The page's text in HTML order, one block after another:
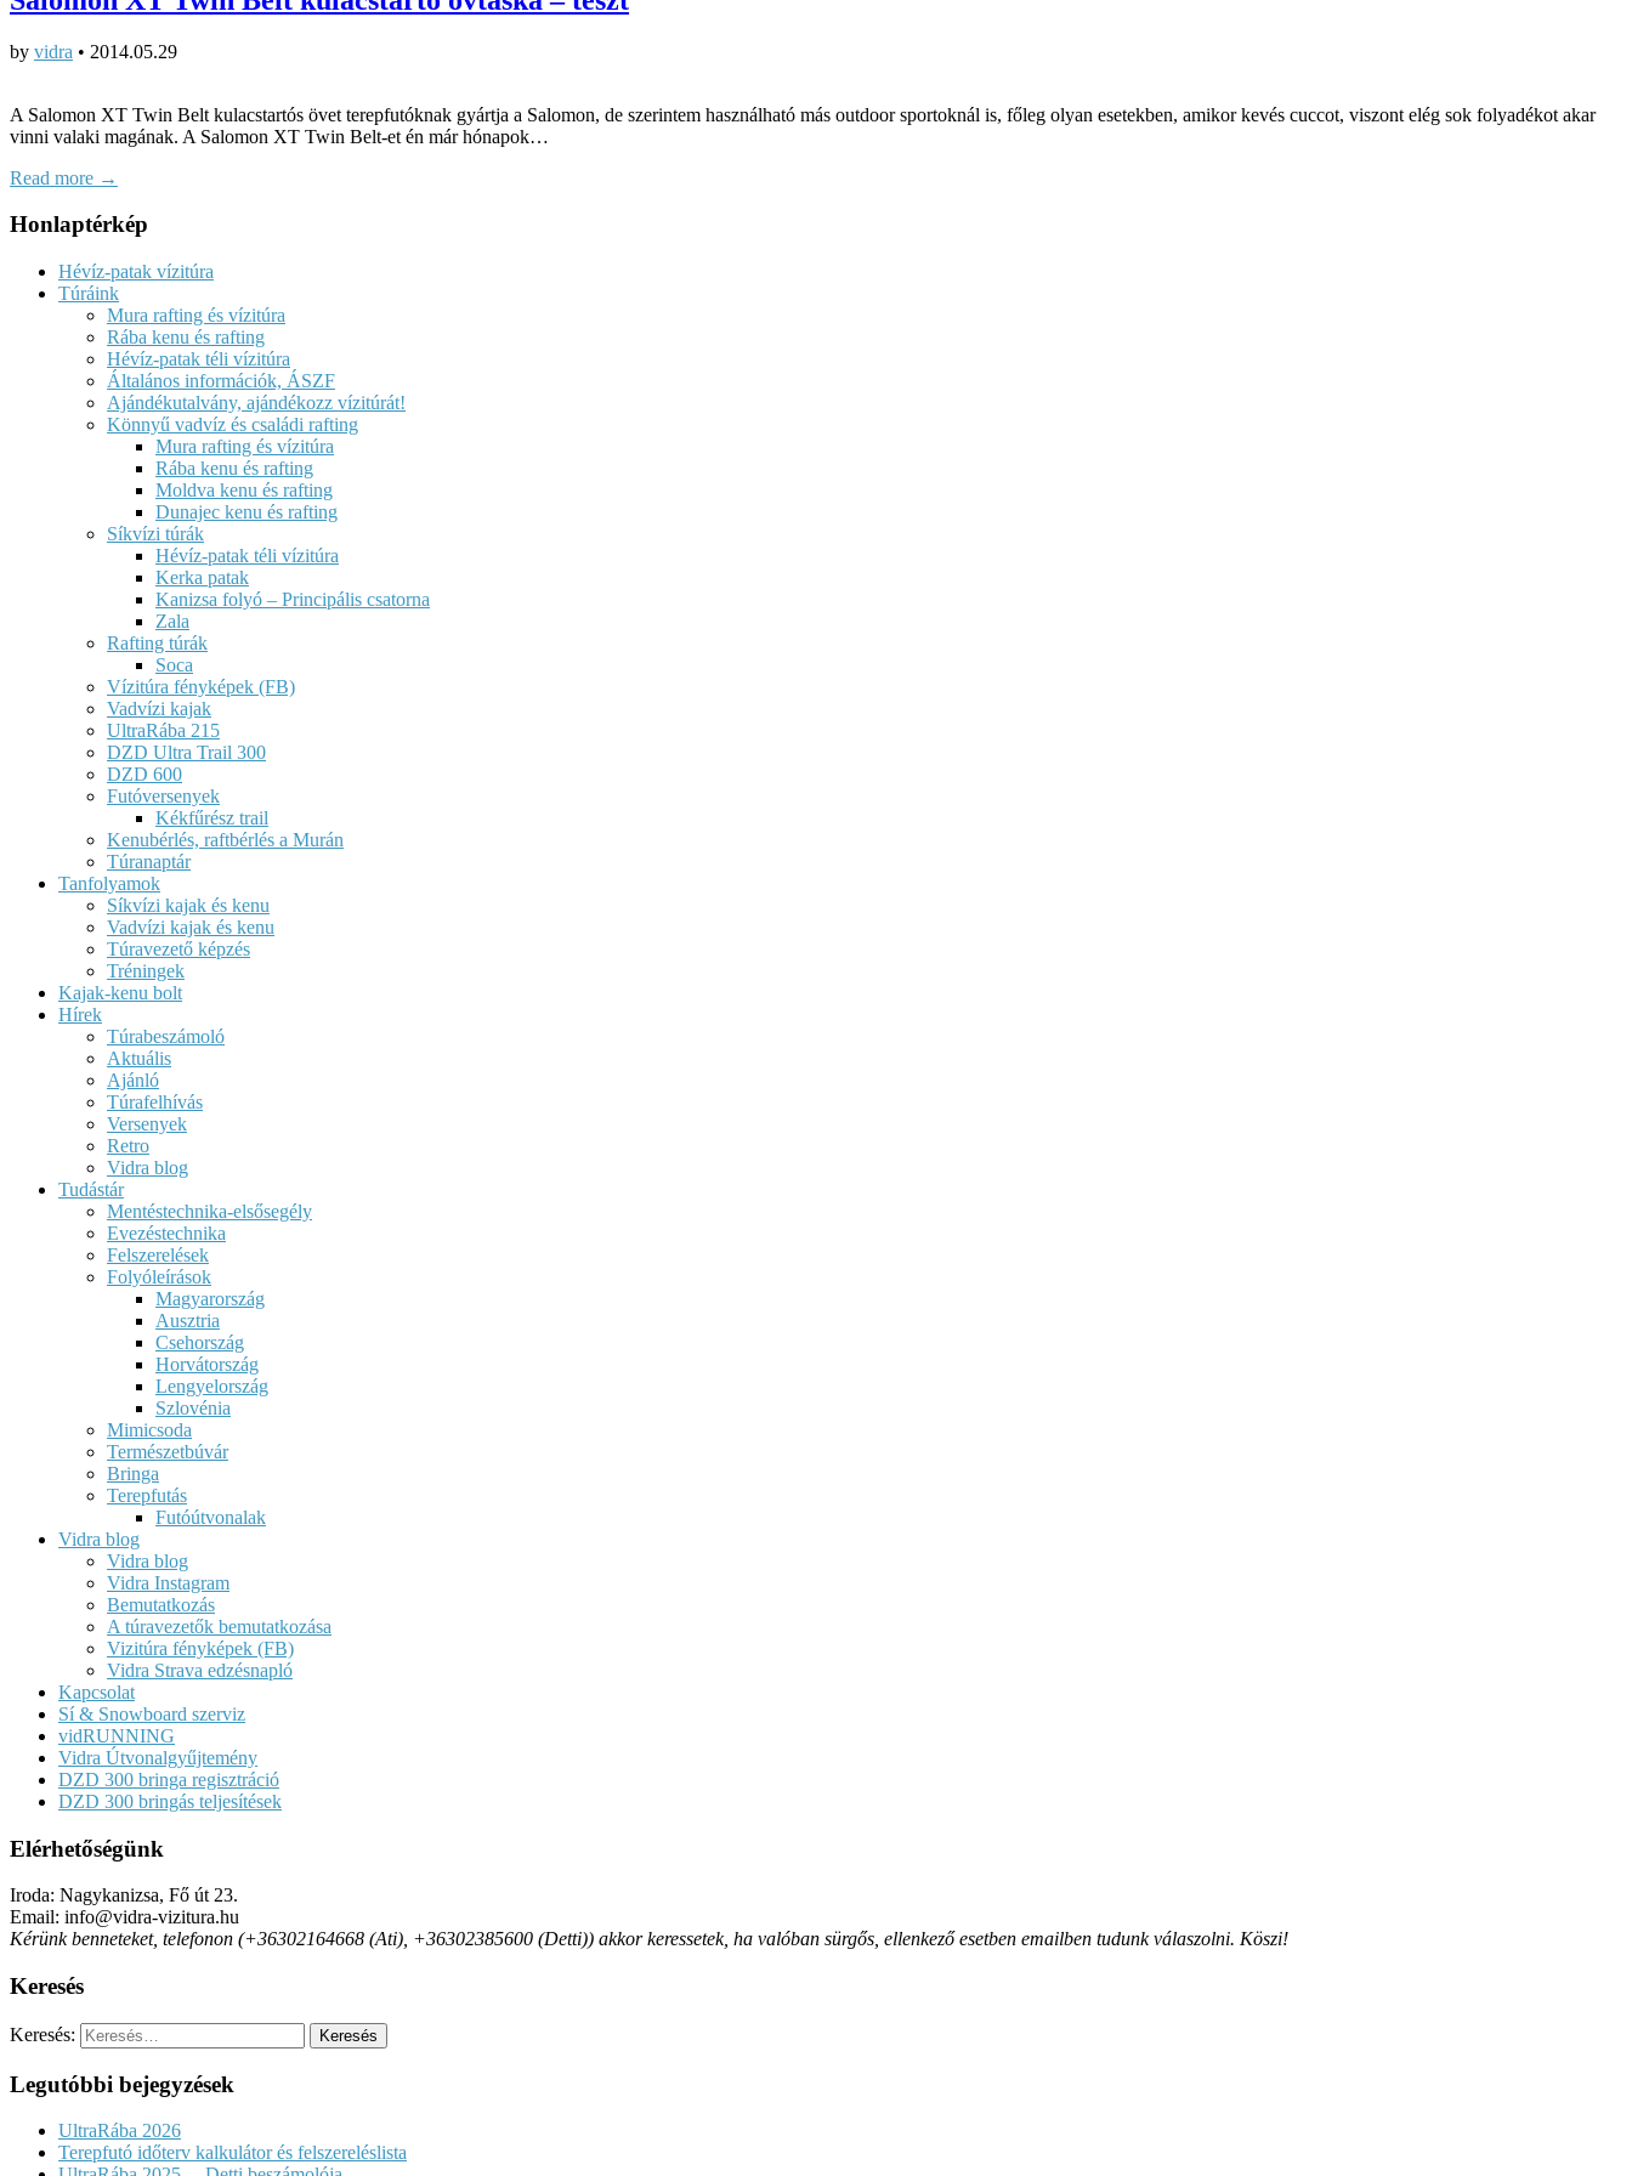
by vidra • 2014.05.29
A Salomon XT Twin Belt kulacstartós övet terepfutóknak gyártja a Salomon, de szerintem használható más outdoor sportoknál is, főleg olyan esetekben, amikor kevés cuccot, viszont elég sok folyadékot akar
vinni valaki magának. A Salomon XT Twin Belt-et én már hónapok…
Read more →
Honlaptérkép
Hévíz-patak vízitúra
Túráink
Mura rafting és vízitúra
Rába kenu és rafting
Hévíz-patak téli vízitúra
Általános információk, ÁSZF
Ajándékutalvány, ajándékozz vízitúrát!
Könnyű vadvíz és családi rafting
Mura rafting és vízitúra
Rába kenu és rafting
Moldva kenu és rafting
Dunajec kenu és rafting
Síkvízi túrák
Hévíz-patak téli vízitúra
Kerka patak
Kanizsa folyó – Principális csatorna
Zala
Rafting túrák
Soca
Vízitúra fényképek (FB)
Vadvízi kajak
UltraRába 215
DZD Ultra Trail 300
DZD 600
Futóversenyek
Kékfűrész trail
Kenubérlés, raftbérlés a Murán
Túranaptár
Tanfolyamok
Síkvízi kajak és kenu
Vadvízi kajak és kenu
Túravezető képzés
Tréningek
Kajak-kenu bolt
Hírek
Túrabeszámoló
Aktuális
Ajánló
Túrafelhívás
Versenyek
Retro
Vidra blog
Tudástár
Mentéstechnika-elsősegély
Evezéstechnika
Felszerelések
Folyóleírások
Magyarország
Ausztria
Csehország
Horvátország
Lengyelország
Szlovénia
Mimicsoda
Természetbúvár
Bringa
Terepfutás
Futóútvonalak
Vidra blog
Vidra blog
Vidra Instagram
Bemutatkozás
A túravezetők bemutatkozása
Vizitúra fényképek (FB)
Vidra Strava edzésnapló
Kapcsolat
Sí & Snowboard szerviz
vidRUNNING
Vidra Útvonalgyűjtemény
DZD 300 bringa regisztráció
DZD 300 bringás teljesítések
Elérhetőségünk
Iroda: Nagykanizsa, Fő út 23.
Email: info@vidra-vizitura.hu
Kérünk benneteket, telefonon (+36302164668 (Ati), +36302385600 (Detti)) akkor keressetek, ha valóban sürgős, ellenkező esetben emailben tudunk válaszolni. Köszi!
Keresés
Keresés:
Legutóbbi bejegyzések
UltraRába 2026
Terepfutó időterv kalkulátor és felszereléslista